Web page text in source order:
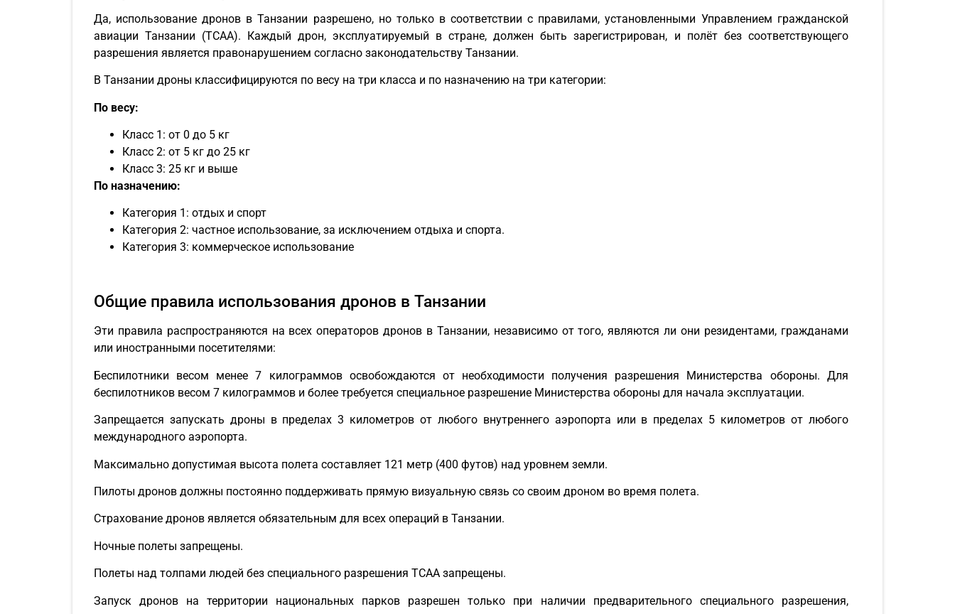
Да, использование дронов в Танзании разрешено, но только в соответствии с правилами, установленными Управлением гражданской
авиации Танзании (TCAA). Каждый дрон, эксплуатируемый в стране, должен быть зарегистрирован, и полёт без соответствующего
разрешения является правонарушением согласно законодательству Танзании.
В Танзании дроны классифицируются по весу на три класса и по назначению на три категории:
По весу:
Класс 1: от 0 до 5 кг
Класс 2: от 5 кг до 25 кг
Класс 3: 25 кг и выше
По назначению:
Категория 1: отдых и спорт
Категория 2: частное использование, за исключением отдыха и спорта.
Категория 3: коммерческое использование
Общие правила использования дронов в Танзании
Эти правила распространяются на всех операторов дронов в Танзании, независимо от того, являются ли они резидентами, гражданами
или иностранными посетителями:
Беспилотники весом менее 7 килограммов освобождаются от необходимости получения разрешения Министерства обороны. Для
беспилотников весом 7 килограммов и более требуется специальное разрешение Министерства обороны для начала эксплуатации.
Запрещается запускать дроны в пределах 3 километров от любого внутреннего аэропорта или в пределах 5 километров от любого
международного аэропорта.
Максимально допустимая высота полета составляет 121 метр (400 футов) над уровнем земли.
Пилоты дронов должны постоянно поддерживать прямую визуальную связь со своим дроном во время полета.
Страхование дронов является обязательным для всех операций в Танзании.
Ночные полеты запрещены.
Полеты над толпами людей без специального разрешения TCAA запрещены.
Запуск дронов на территории национальных парков разрешен только при наличии предварительного специального разрешения,